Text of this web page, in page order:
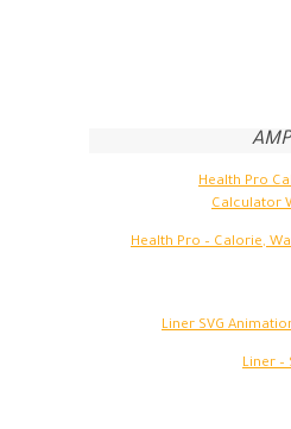
Health Pro – Calorie,
Liner